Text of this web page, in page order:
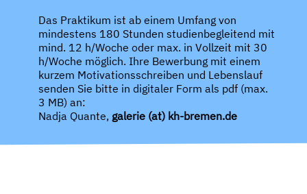
Das Praktikum ist ab einem Umfang von
mindestens 180 Stunden studienbegleitend mit
mind. 12 h/Woche oder max. in Vollzeit mit 30
h/Woche möglich. Ihre Bewerbung mit einem
kurzem Motivationsschreiben und Lebenslauf
senden Sie bitte in digitaler Form als pdf (max.
3 MB) an:
Nadja Quante, galerie (at) kh-bremen.de